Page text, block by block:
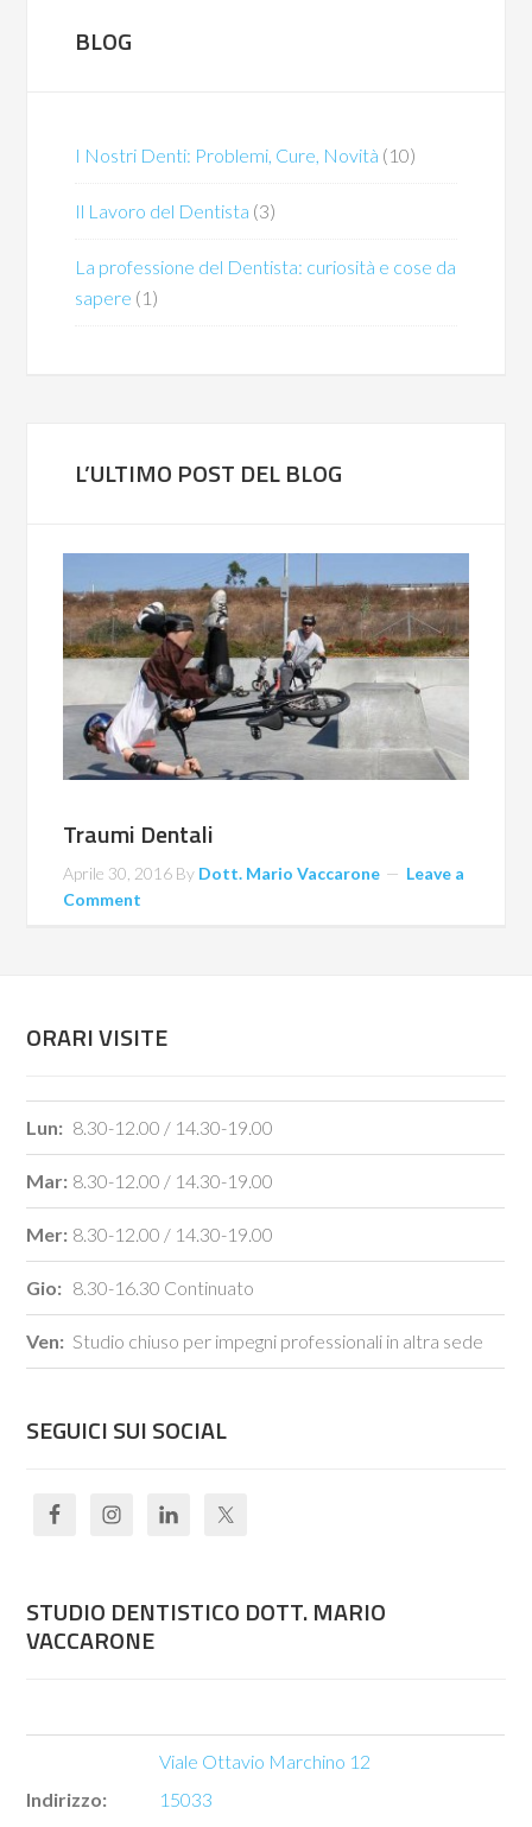
BLOG
I Nostri Denti: Problemi, Cure, Novità (10)
Il Lavoro del Dentista (3)
La professione del Dentista: curiosità e cose da
sapere (1)
L’ULTIMO POST DEL BLOG
Traumi Dentali
Aprile 30, 2016 By Dott. Mario Vaccarone
Leave a
Comment
ORARI VISITE
Lun: 8.30-12.00 / 14.30-19.00
Mar: 8.30-12.00 / 14.30-19.00
Mer: 8.30-12.00 / 14.30-19.00
Gio: 8.30-16.30 Continuato
Ven: Studio chiuso per impegni professionali in altra sede
SEGUICI SUI SOCIAL
STUDIO DENTISTICO DOTT. MARIO
VACCARONE
Indirizzo:
Viale Ottavio Marchino 12
15033